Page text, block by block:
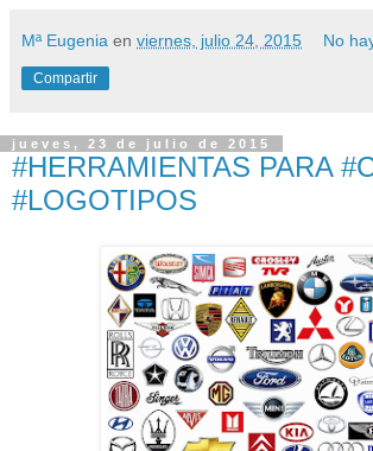
Mª Eugenia en viernes, julio 24, 2015 No
Compartir
jueves, 23 de julio de 2015
#HERRAMIENTAS PARA
#LOGOTIPOS